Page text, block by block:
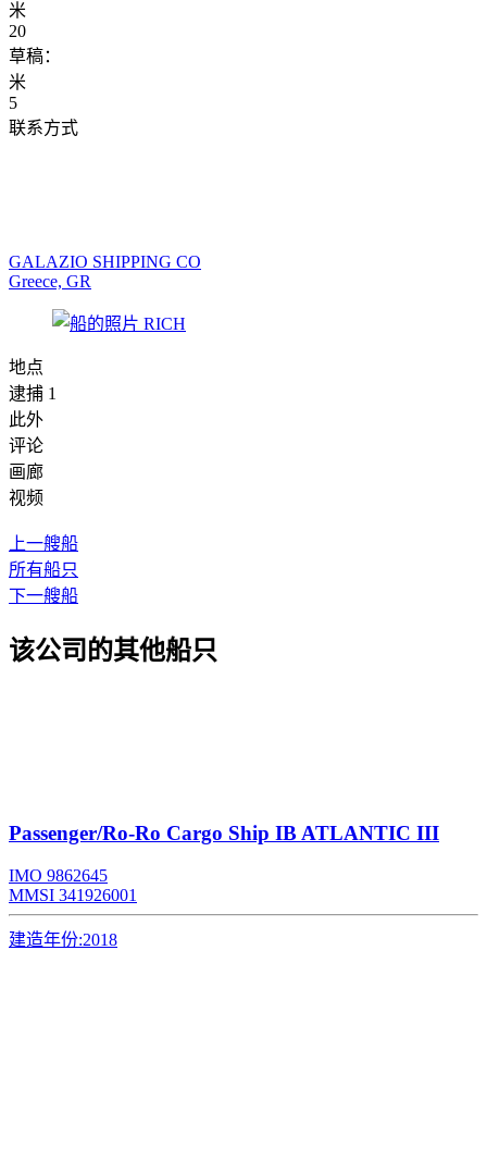
米
20
草稿：
米
5
联系方式
GALAZIO SHIPPING CO
Greece, GR
地点
逮捕 1
此外
评论
画廊
视频
上一艘船
所有船只
下一艘船
该公司的其他船只
Passenger/Ro-Ro Cargo Ship IB ATLANTIC III
IMO 9862645
MMSI 341926001
建造年份:2018